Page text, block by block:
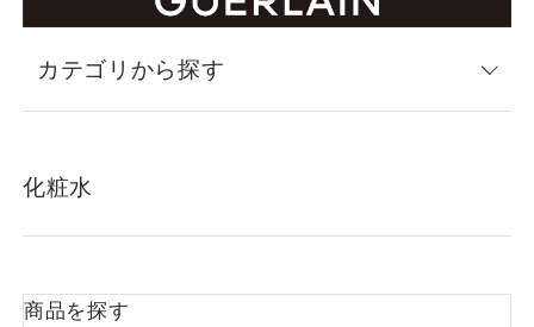
カテゴリから探す
化粧水
商品を探す